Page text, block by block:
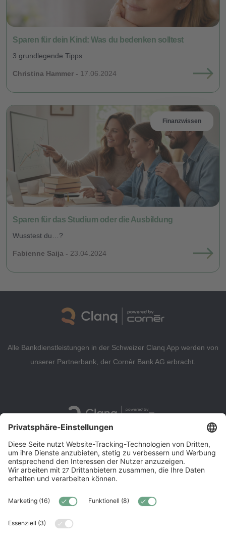
Sparen für dein Kind: Was du bedenken solltest
3 grundlegende Tipps
Christina Hammer - 17.06.2024
Finanzwissen
Sparen für das Studium oder die Ausbildung
Wusstest du…?
Fabienne Saija - 23.04.2024
Alle Bankdienstleistungen in der Schweizer Clanq App werden von
unserer Partnerbank, der Cornèr Bank AG erbracht.
About
Kontakt
Sicherheit
Clanq Premium gratis testen bis